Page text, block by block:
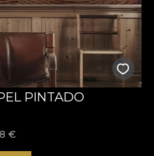
PINTADO
€